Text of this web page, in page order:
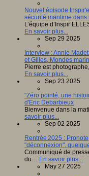
Nouvel épisode
sécurité maritime
L’équipe
En savoir plus...
Sep 29 2025
Interview : Annie
et Gilles, Mondes
Pierre est
En savoir plus...
Sep 23 2025
"Zéro pointé, une
d'Eric Debarbieux
Bienvenue dans la
savoir plus...
Sep 02 2025
Rentrée 2025 :
"déconnexion",
Communiqué de
du… En savoir plus...
May 27 2025